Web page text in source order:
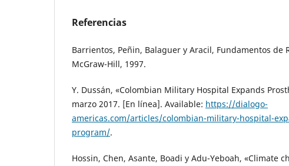
Referencias
Barrientos, Peñin, Balaguer y Aracil, Fundamentos de
McGraw-Hill, 1997.
Y. Dussán, «Colombian Military Hospital Expands
marzo 2017. [En línea]. Available: https://dialogo-
americas.com/articles/colombian-military-hospital-
program/.
Hossin, Chen, Asante, Boadi y Adu-Yeboah, «Climate